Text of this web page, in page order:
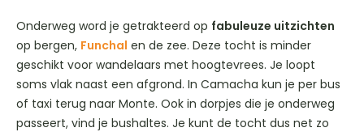
Onderweg word je getrakteerd op fabuleuze uitzichten
op bergen, Funchal en de zee. Deze tocht is minder
geschikt voor wandelaars met hoogtevrees. Je loopt
soms vlak naast een afgrond. In Camacha kun je per bus
of taxi terug naar Monte. Ook in dorpjes die je onderweg
passeert, vind je bushaltes. Je kunt de tocht dus net zo